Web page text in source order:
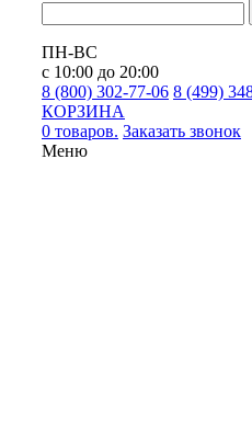
ПН-ВС
с 10:00 до 20:00
8 (800) 302-77-06 8 (499)
КОРЗИНА
0 товаров. Заказать звонок
Меню